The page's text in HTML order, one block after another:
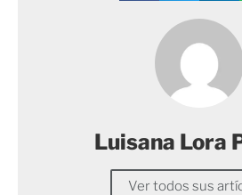
Luisana Lora
Ver todos sus